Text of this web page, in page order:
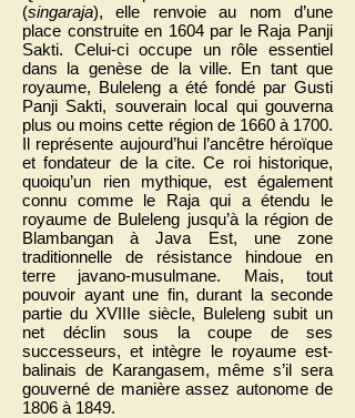
(singaraja), elle renvoie au nom d’une
place construite en 1604 par le Raja Panji
Sakti. Celui-ci occupe un rôle essentiel
dans la genèse de la ville. En tant que
royaume, Buleleng a été fondé par Gusti
Panji Sakti, souverain local qui gouverna
plus ou moins cette région de 1660 à 1700.
Il représente aujourd’hui l’ancêtre héroïque
et fondateur de la cite. Ce roi historique,
quoiqu’un rien mythique, est également
connu comme le Raja qui a étendu le
royaume de Buleleng jusqu’à la région de
Blambangan à Java Est, une zone
traditionnelle de résistance hindoue en
terre javano-musulmane. Mais, tout
pouvoir ayant une fin, durant la seconde
partie du XVIIIe siècle, Buleleng subit un
net déclin sous la coupe de ses
successeurs, et intègre le royaume est-
balinais de Karangasem, même s’il sera
gouverné de manière assez autonome de
1806 à 1849.